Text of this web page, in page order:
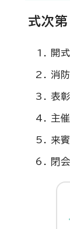
式次第
開
消
表
主
来
閉